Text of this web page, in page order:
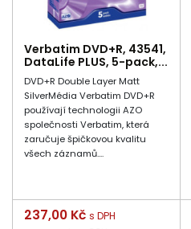
Verbatim DVD+R, 43541,
DataLife PLUS, 5-pack,...
DVD+R Double Layer Matt
SilverMédia Verbatim DVD+R
používají technologii AZO
společnosti Verbatim, která
zaručuje špičkovou kvalitu
všech záznamů....
Cena
237,00 Kč s DPH